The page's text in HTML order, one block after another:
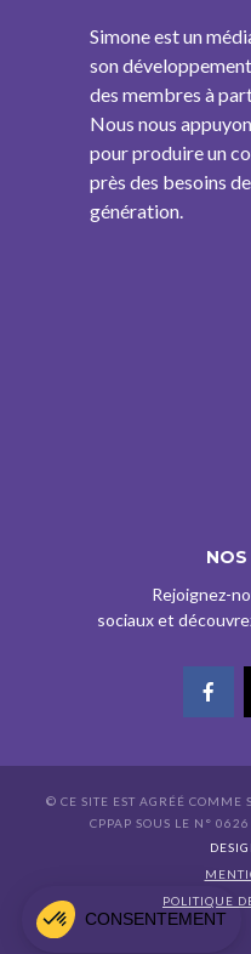
Simone est un
son
des membres à
Nous nous
pour produire un
près des besoins
génération.
NOS
Rejoignez-
sociaux et
© CE SITE EST AGRÉÉ COMME
CPPAP SOUS LE N°
POLITIQUE
cookies ?
Un cookie pour suivre les
Consentements
Non merci
CONSENTEMENT